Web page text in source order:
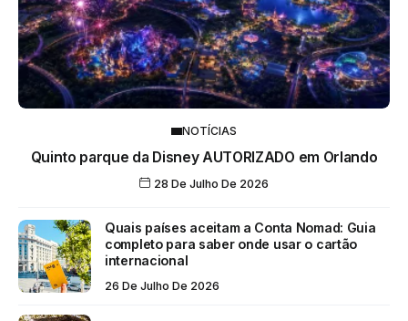
NOTÍCIAS
Quinto parque da Disney AUTORIZADO em Orlando
28 De Julho De 2026
Quais países aceitam a Conta Nomad: Guia
completo para saber onde usar o cartão
internacional
26 De Julho De 2026